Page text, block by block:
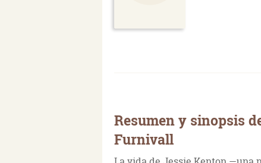
Resumen y sinopsis
Furnivall